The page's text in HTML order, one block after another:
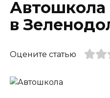
в
Оцените статью